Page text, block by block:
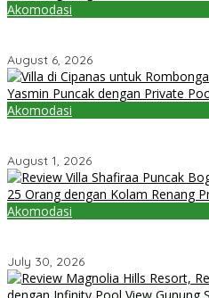
Akomodasi
August 6, 2026
Akomodasi
August 1, 2026
Akomodasi
July 30, 2026